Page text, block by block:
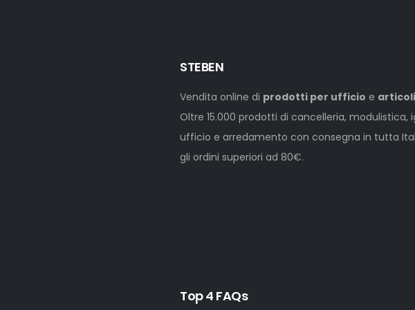
STEBEN
Vendita online di prodotti per ufficio e
Oltre 15.000 prodotti di cancelleria, modulistica,
ufficio e arredamento con consegna in tutta
gli ordini superiori ad 80€.
Top 4 FAQs